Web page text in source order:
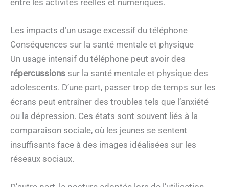
Les impacts d’un usage excessif du téléphone
Conséquences sur la santé mentale et physique
Un usage intensif du téléphone peut avoir des
répercussions sur la santé mentale et physique des
adolescents. D’une part, passer trop de temps sur les
écrans peut entraîner des troubles tels que l’anxiété
ou la dépression. Ces états sont souvent liés à la
comparaison sociale, où les jeunes se sentent
insuffisants face à des images idéalisées sur les
réseaux sociaux.